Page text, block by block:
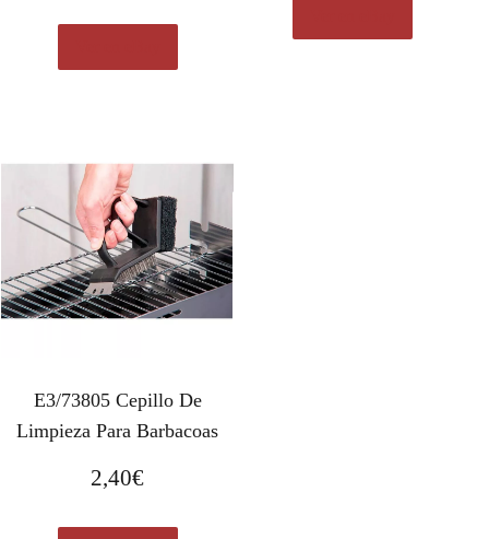
E3/73805 Cepillo De
Limpieza Para Barbacoas
2,40€